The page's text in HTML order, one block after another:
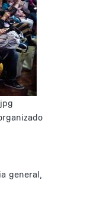
general,